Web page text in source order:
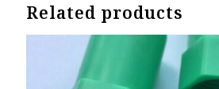
Related products